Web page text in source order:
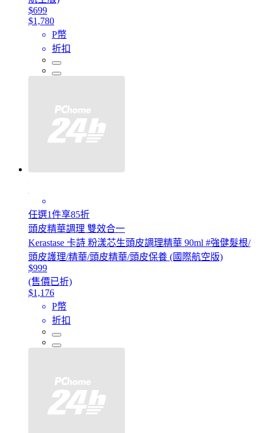
$699
$1,780
P幣
折扣
任選1件享85折
頭皮精華調理 雙效合一
Kerastase 卡詩 粉漾芯生頭皮調理精華 90ml #強健髮根/
頭皮護理/精華/頭皮精華/頭皮保養 (國際航空版)
$999
(售價已折)
$1,176
P幣
折扣